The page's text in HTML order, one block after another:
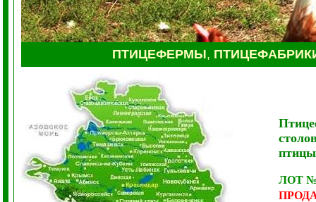
ПТИЦЕФЕРМЫ,
птицы
ЛОТ